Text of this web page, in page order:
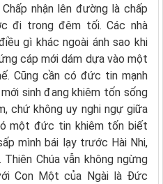
nhận lên đường là chấp
đi trong đêm tối. Các nhà
gì khác ngoài ánh sao khi
cáp mới dám dựa vào một
Cũng cần có đức tin mạnh
sinh đang khiêm tốn sống
chứ không uy nghi ngự giữa
một đức tin khiêm tốn biết
mình bái lạy trước Hài Nhi,
Chúa vẫn không ngừng
Con Một của Ngài là Ðức